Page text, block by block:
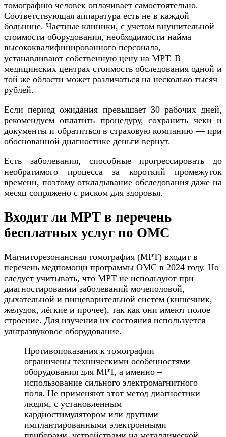
томографию человек оплачивает самостоятельно.
Соответствующая аппаратура есть не в каждой
больнице. Частные клиники, с учетом внушительной
стоимости оборудования, необходимости найма
высококвалифицированного персонала,
устанавливают собственную цену на МРТ. В
медицинских центрах стоимость обследования одной и
той же области может различаться на несколько тысяч
рублей.
Если период ожидания превышает 30 рабочих дней,
рекомендуем оплатить процедуру, сохранить чеки и
документы и обратиться в страховую компанию — при
обоснованной диагностике деньги вернут.
Есть заболевания, способные прогрессировать до
необратимого процесса за короткий промежуток
времени, поэтому откладывание обследования даже на
месяц сопряжено с риском для здоровья.
Входит ли МРТ в перечень
бесплатных услуг по ОМС
Магниторезонансная томография (МРТ) входит в
перечень медпомощи программы ОМС в 2024 году. Но
следует учитывать, что МРТ не используют при
диагностировании заболеваний мочеполовой,
дыхательной и пищеварительной систем (кишечник,
желудок, лёгкие и прочее), так как они имеют полое
строение. Для изучения их состояния используется
ультразвуковое оборудование.
Противопоказания к томографии
ограничены техническими особенностями
оборудования для МРТ, а именно –
использование сильного электромагнитного
поля. Не применяют этот метод диагностики
людям, с установленным
кардиостимулятором или другими
имплантированными электронными